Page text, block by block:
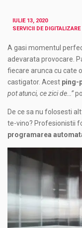
IULIE 13, 2020
SERVICII DE
A gasi momentul
adevarata provocare.
fiecare arunca cu cate
castigator. Acest ping-
pot atunci, ce zici de…”
De ce sa nu folosesti
te-vino? Profesionistii
programarea